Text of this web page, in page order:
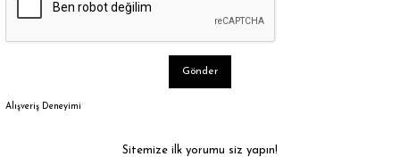
Gönder
Alışveriş Deneyimi
Sitemize ilk yorumu siz yapın!